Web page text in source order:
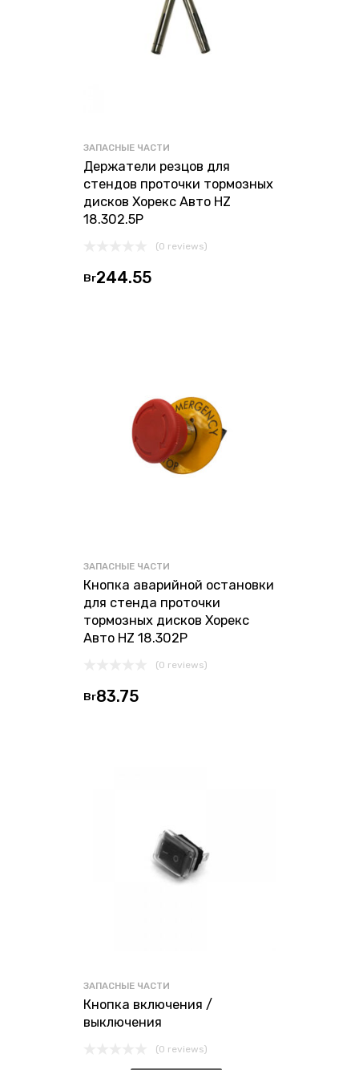
ЗАПАСНЫЕ ЧАСТИ
Держатели резцов для
стендов проточки тормозных
дисков Хорекс Авто HZ
18.302.5P
(0 reviews)
Br244.55
ЗАПАСНЫЕ ЧАСТИ
Кнопка аварийной остановки
для стенда проточки
тормозных дисков Хорекс
Авто HZ 18.302P
(0 reviews)
Br83.75
ЗАПАСНЫЕ ЧАСТИ
Кнопка включения /
выключения
(0 reviews)